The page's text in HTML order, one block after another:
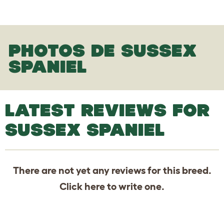
PHOTOS DE SUSSEX
SPANIEL
LATEST REVIEWS FOR
SUSSEX SPANIEL
There are not yet any reviews for this breed.
Click hereto write one.